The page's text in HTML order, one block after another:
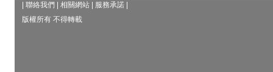
聯絡我們 相關網站 服務承諾
版權所有 不得轉載